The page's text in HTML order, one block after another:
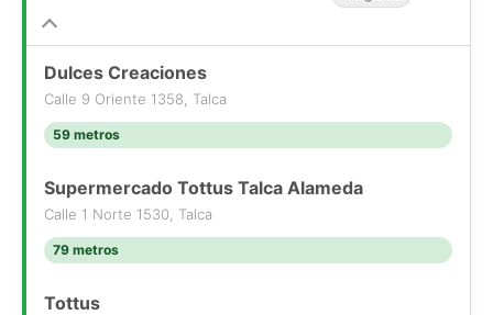
Dulces Creaciones
Calle 9 Oriente 1358, Talca
59 metros
Supermercado Tottus Talca Alameda
Calle 1 Norte 1530, Talca
79 metros
Tottus